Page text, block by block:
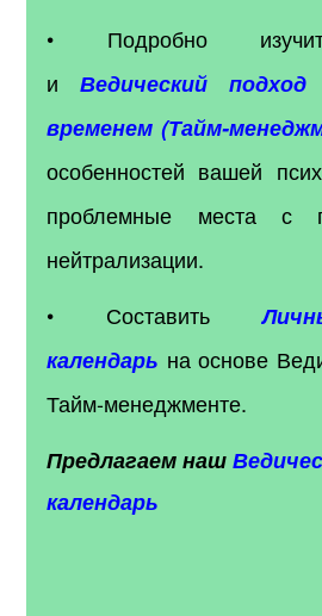
• Подробно
иВедический
временем (Тайм-
особенностей вашей
проблемные места с
нейтрализации.
• Составить
календарь на основе
Тайм-менеджменте.
Предлагаем наш
календарь